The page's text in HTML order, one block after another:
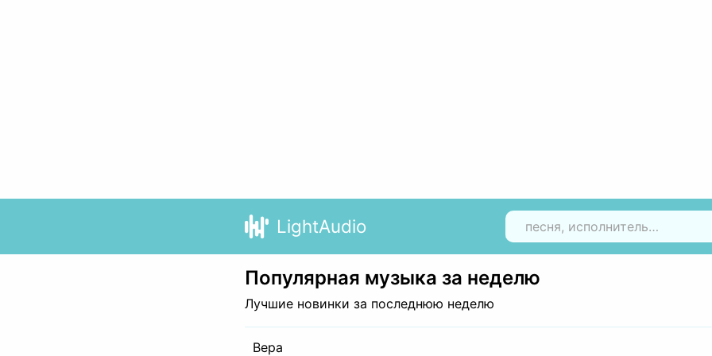
LightAudio
Популярная музыка за неделю
Лучшие новинки за последнюю неделю
Вера